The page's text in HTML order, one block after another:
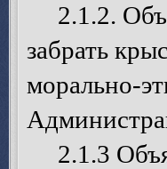
2.1.2.
забрать
морально-
2.1.3